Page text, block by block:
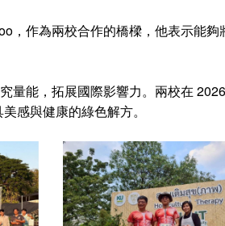
作為兩校合作的橋樑，他表示能
能，拓展國際影響力。兩校在
感與健康的綠色解方。